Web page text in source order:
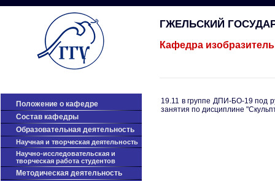
ГЖЕЛЬСКИЙ
Кафедра
Положение о кафедре
Cостав кафедры
Образовательная деятельность
Научная и творческая деятельность
Научно-исследовательская и
творческая работа студентов
Методическая деятельность
19.11 в группе ДПИ-БО-19 под
занятия по дисциплине